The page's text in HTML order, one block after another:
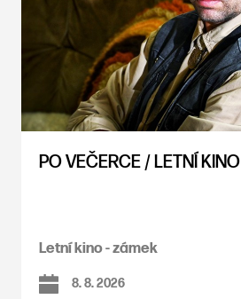
PO VEČERCE / LETNÍ KINO
Letní kino - zámek
8. 8. 2026